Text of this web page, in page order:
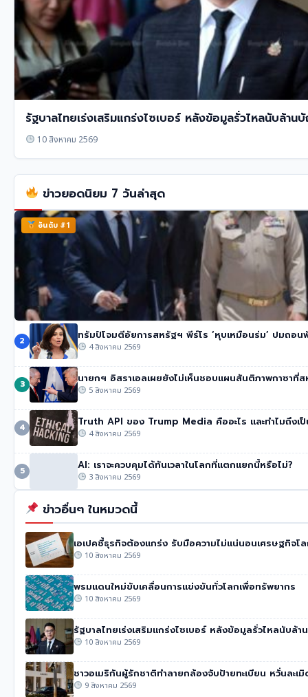
รัฐบาลไทยเร่งเสริมแกร่งไซเบอร์ หลังข้อมูลรั่วไหลนับล้าน
10 สิงหาคม 2569
ข่าวยอดนิยม 7 วันล่าสุด
อันดับ #1
นายกฯ อนุทิน ของไทย จวกรายงาน UN ชายแดน ‘ไม่รวมความเสี
53 วิว• 4 สิงหาคม 2569
2 ทรัมป์โจมตีอัยการสหรัฐฯ พีร์โร ‘หุบเหมือนร่ม’ ปมถอน
4 สิงหาคม 2569
3 นายกฯ อิสราเอลเผยยังไม่เห็นชอบแผนสันติภาพกาซาที่
5 สิงหาคม 2569
4 Truth API ของ Trump Media คืออะไร และทำไมถึงเป็
4 สิงหาคม 2569
5 AI: เราจะควบคุมได้ทันเวลาในโลกที่แตกแยกนี้หรือไม่?
3 สิงหาคม 2569
ข่าวอื่นๆ ในหมวดนี้
เอเปคชี้ธุรกิจต้องแกร่ง รับมือความไม่แน่นอนเศรษฐกิจโ
10 สิงหาคม 2569
พรมแดนใหม่ขับเคลื่อนการแข่งขันทั่วโลกเพื่อทรัพยากร
10 สิงหาคม 2569
รัฐบาลไทยเร่งเสริมแกร่งไซเบอร์ หลังข้อมูลรั่วไหลนับล้
10 สิงหาคม 2569
ชาวอเมริกันผู้รักชาติทำลายกล้องจับป้ายทะเบียน หวั่นละเ
9 สิงหาคม 2569